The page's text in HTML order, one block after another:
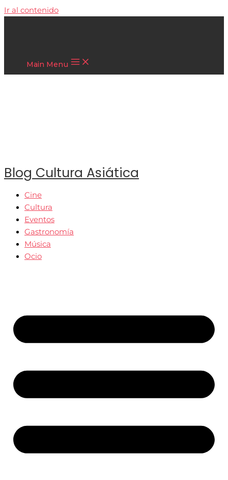
Ir al contenido
Main Menu
Blog Cultura Asiática
Cine
Cultura
Eventos
Gastronomía
Música
Ocio